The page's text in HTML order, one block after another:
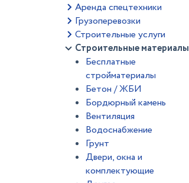
Аренда спецтехники
Грузоперевозки
Строительные услуги
Строительные материалы
Бесплатные
стройматериалы
Бетон / ЖБИ
Бордюрный камень
Вентиляция
Водоснабжение
Грунт
Двери, окна и
комплектующие